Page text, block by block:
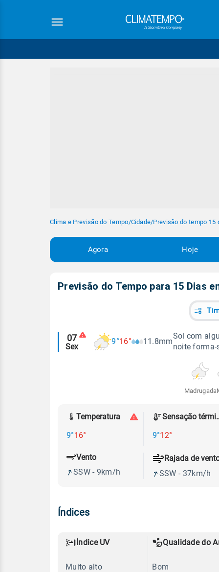
Clima e Previsão do Tempo/Cidade/Previsão do tempo 15
Agora Hoje
Previsão do Tempo para 15 Dias
Alertas
meteorológicos
07
Sex
9°16° 11.8mm
Sol com
noite forma-
Madrugada
Temperatura
9°16°
9°12°
Vento
SSW - 9km/h
Rajada de
SSW - 37km/h
Índices
Índice UV
Muito alto
Qualidade do
Bom